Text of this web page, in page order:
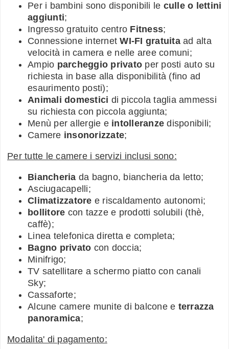
Per i bambini sono disponibili le culle o lettini
aggiunti;
Ingresso gratuito centro Fitness;
Connessione internetWI-FI gratuitaad alta
velocità in camera e nelle aree comuni;
Ampio parcheggio privato per posti auto su
richiesta in base alla disponibilità (fino ad
esaurimento posti);
Animali domestici di piccola taglia ammessi
su richiesta con piccola aggiunta;
Menù per allergie e intolleranze disponibili;
Camere insonorizzate;
Per tutte le camere i servizi inclusi sono:
Biancheria da bagno, biancheria da letto;
Asciugacapelli;
Climatizzatore e riscaldamento autonomi;
bollitore con tazze e prodotti solubili (thè,
caffè);
Linea telefonica diretta e completa;
Bagno privato con doccia;
Minifrigo;
TV satellitare a schermo piatto con canali
Sky;
Cassaforte;
Alcune camere munite di balcone e terrazza
panoramica;
Modalita' di pagamento: